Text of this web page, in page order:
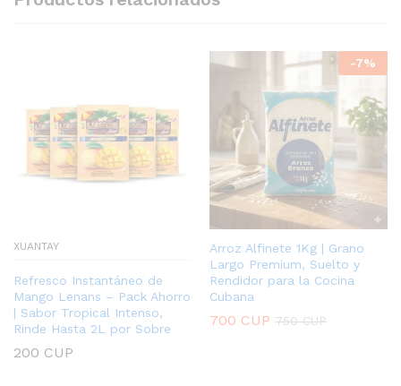
XUANTAY
Refresco Instantáneo de
Mango Lenans – Pack Ahorro
| Sabor Tropical Intenso,
Rinde Hasta 2L por Sobre
200 CUP
-7%
Arroz Alfinete 1Kg | Grano
Largo Premium, Suelto y
Rendidor para la Cocina
Cubana
700 CUP 750CUP